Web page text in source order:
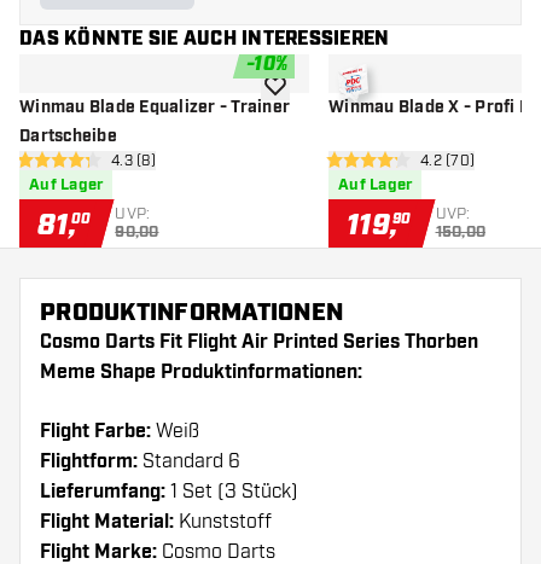
DAS KÖNNTE SIE AUCH INTERESSIEREN
-10%
Winmau Blade Equalizer - Trainer
Dartscheibe
Bewertungsbereich öffnen
4.3 Bewertungssterne
4.3 (8)
Auf Lager
81,00 UVP:
90,00
Zur Wunschliste hinzufügen
Winmau Blade X - Profi
4.2 Bewertungssterne
4.2 (70)
Auf Lager
119,90 UVP:
150,00
PRODUKTINFORMATIONEN
Cosmo Darts Fit Flight Air Printed Series Thorben
Meme Shape Produktinformationen:
Flight Farbe: Weiß
Flightform: Standard 6
Lieferumfang: 1 Set (3 Stück)
Flight Material: Kunststoff
Flight Marke: Cosmo Darts